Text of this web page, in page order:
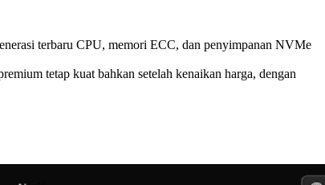
terbaru CPU, memori ECC, dan penyimpanan NVMe
tetap kuat bahkan setelah kenaikan harga, dengan